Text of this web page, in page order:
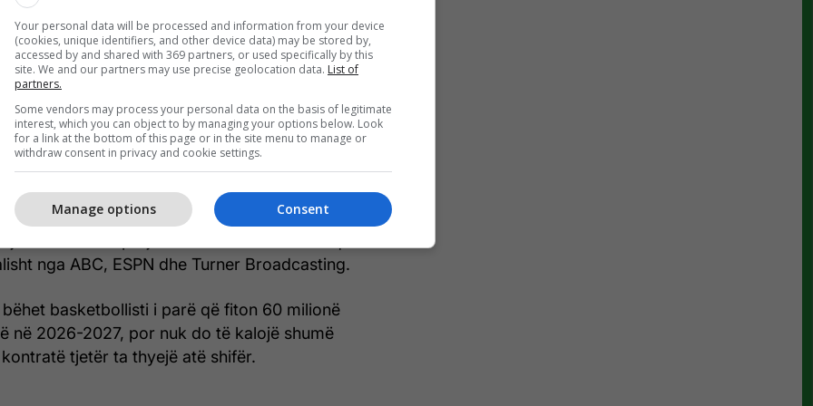
117.6 milionë dollarë. Ai dhe Curry janë dy
aktivë të NBA-së, mes vetëm 15 sportistëve në
që arrijnë nëntë shifra në një vit të vetëm.
më të paguar të NBA-së do të fitojnë rreth
që është pothuajse e barabartë nga rekordi i
751 milionë dollarësh.
ndërsa NBA nënshkruan marrëveshje të reja
duke filluar nga sezoni 2025-26, të cilat
mesataren prej 2.66 miliardë dollarësh që
nga ABC, ESPN dhe Turner Broadcasting.
basketbollisti i parë që fiton 60 milionë
në 2026-2027, por nuk do të kalojë shumë
tjetër ta thyejë atë shifër.
Your personal data will be processed and information from your device
(cookies, unique identifiers, and other device data) may be stored by,
accessed by and shared with 369 partners, or used specifically by this
site. We and our partners may use precise geolocation data. List of
partners.
Some vendors may process your personal data on the basis of legitimate
interest, which you can object to by managing your options below. Look
for a link at the bottom of this page or in the site menu to manage or
withdraw consent in privacy and cookie settings.
Consent
Manage options